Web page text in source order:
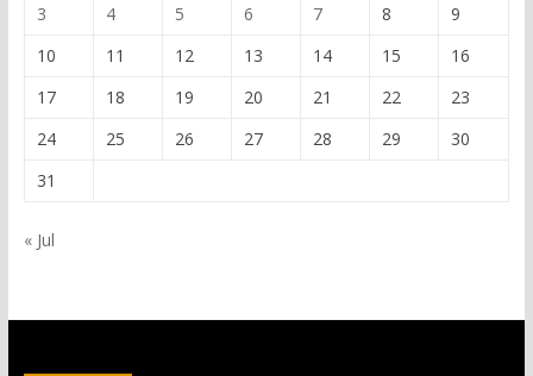
3
4 5 6 7 8
9
10
11 12 13 14 15
16
17
18 19 20 21 22
23
24
25 26 27 28 29
30
31
« Jul